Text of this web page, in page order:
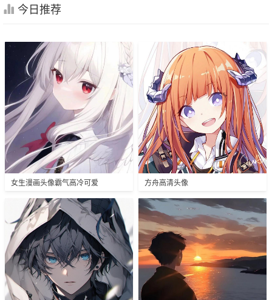
今日推荐
女生漫画头像霸气高冷可爱 方舟高清头像